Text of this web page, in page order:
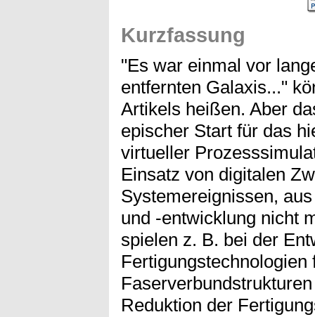
Kurzfassung
"Es war einmal vor
entfernten Galaxis..."
Artikels heißen. Aber
epischer Start für das
virtueller
Einsatz von digitalen
Systemereignissen,
und -entwicklung nicht
spielen z. B. bei der
Reduktion der